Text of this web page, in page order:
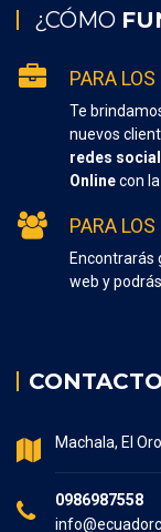
¿CÓMO
PARA
Te
nuevos
redes
Onlinecon
PARA
Encontrarás
web y
Machala, El
0986987558